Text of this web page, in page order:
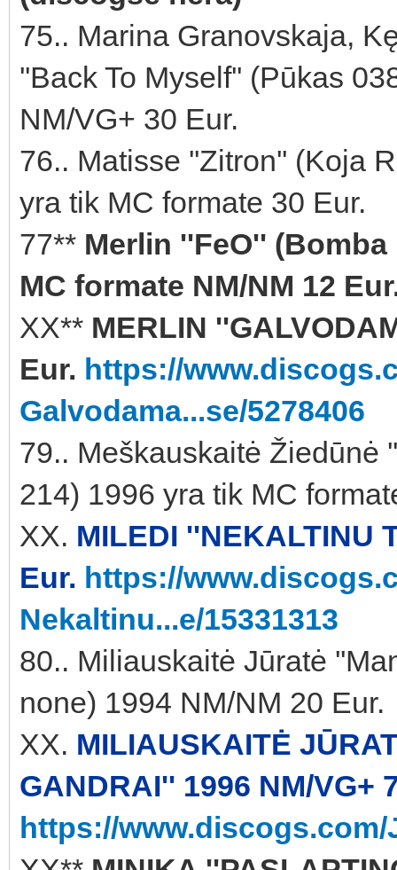
75.. Marina Granovskaja,
''Back To Myself'' (Pūkas
NM/VG+ 30 Eur.
76.. Matisse ''Zitron'' (Koja
yra tik MC formate 30 Eur.
77** Merlin ''FeO''
MC formate NM/NM 12
XX** MERLIN
Eur. https://
Galvodama...se/5278406
79.. Meškauskaitė Žiedūnė
214) 1996 yra tik MC
XX. MILEDI ''NEKALTINU
Eur. https://
Nekaltinu...e/15331313
80.. Miliauskaitė Jūratė
none) 1994 NM/NM 20 Eur.
XX. MILIAUSKAITĖ
GANDRAI'' 1996 NM/VG+
https://www.discogs.com/